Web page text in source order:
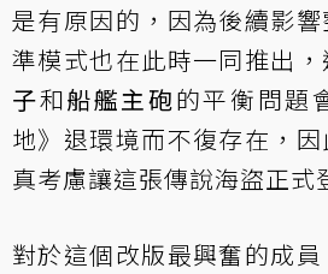
是有原因的，因為後續影
準模式也在此時一同推出
子和船艦主砲的平衡問題
地》退環境而不復存在，
真考慮讓這張傳說海盜正式
對於這個改版最興奮的成